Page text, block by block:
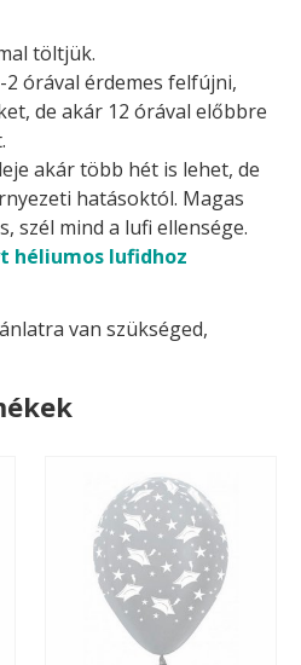
töltjük.
órával érdemes felfújni,
de akár 12 órával előbbre
akár több hét is lehet, de
hatásoktól. Magas
szél mind a lufi ellensége.
héliumos lufidhoz
van szükséged,